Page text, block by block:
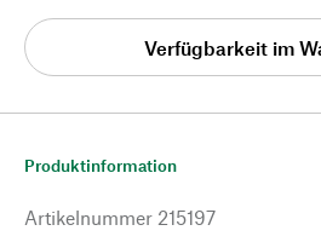
Verfügbarkeit im
Produktinformation
Artikelnummer 215197